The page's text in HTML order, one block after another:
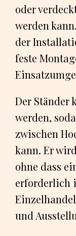
oder
werden
der
feste
Der Ständer
werden,
zwischen
kann. Er
ohne dass
erforderlich
und